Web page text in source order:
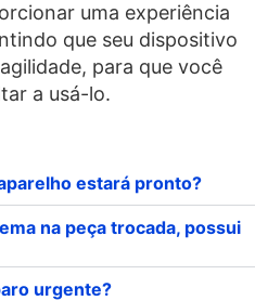
uma experiência
que seu dispositivo
para que você
a usá-lo.
estará pronto?
na peça trocada, possui
urgente?